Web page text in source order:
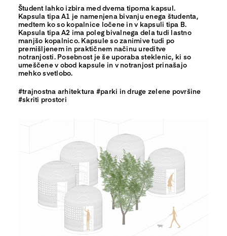
Študent lahko izbira med dvema tipoma kapsul.
Kapsula tipa A1 je namenjena bivanju enega študenta,
medtem ko so kopalnice ločene in v kapsuli tipa B.
Kapsula tipa A2 ima poleg bivalnega dela tudi lastno
manjšo kopalnico. Kapsule so zanimive tudi po
premišljenem in praktičnem načinu ureditve
notranjosti. Posebnost je še uporaba steklenic, ki so
umeščene v obod kapsule in v notranjost prinašajo
mehko svetlobo.
#trajnostna arhitektura #parki in druge zelene površine
#skriti prostori